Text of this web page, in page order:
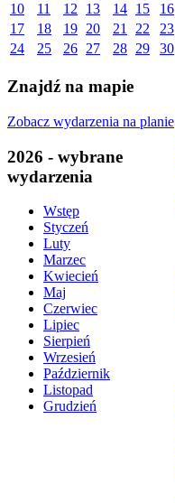
10
11 12 13 14 15
16
17
18 19 20 21 22
23
24
25 26 27 28 29 30
Znajdź na mapie
Zobacz wydarzenia na planie
2026 - wybrane
wydarzenia
Wstęp
Styczeń
Luty
Marzec
Kwiecień
Maj
Czerwiec
Lipiec
Sierpień
Wrzesień
Październik
Listopad
Grudzień